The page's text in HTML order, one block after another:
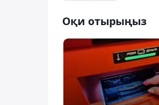
Оқи отырыңыз